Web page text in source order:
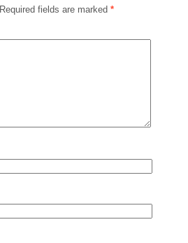
Required fields are marked *